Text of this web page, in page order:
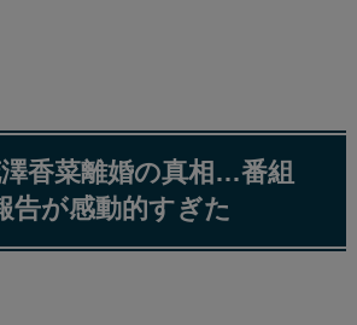
香菜離婚の真相…番組
告が感動的すぎた